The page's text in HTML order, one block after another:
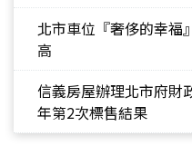
北市車位『奢侈的幸福
高
信義房屋辦理北市府財
年第2次標售結果